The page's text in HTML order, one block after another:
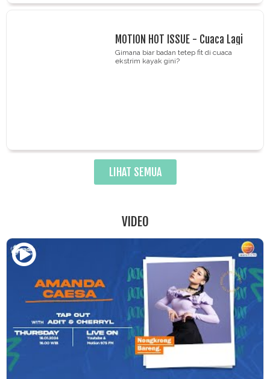
MOTION HOT ISSUE - Cuaca Lagi
Gak Bagus, Tapi Sehat Itu Harus!
Gimana biar badan tetep fit di cuaca
ekstrim kayak gini?
LIHAT SEMUA
VIDEO